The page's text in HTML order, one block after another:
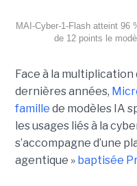
MAI-Cyber-1-Flash atteint 96
de 12 points le
Face à la
dernières années,
famille de modèles IA
les usages liés à la
s’accompagne d’une
agentique » baptisée